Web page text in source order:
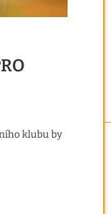
klubu by